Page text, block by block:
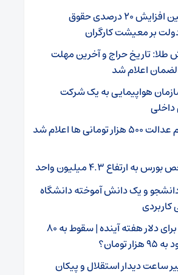
سایه سنگین افزایش ۲۰ درصدی حقوق
بر معیشت کارگران
تاریخ حراج و آخرین مهلت
اعلام شد
هواپیمایی به یک شرکت
داخلی
ارزش سهام عدالت ۵۰۰ هزار تومانی ها اعلام شد
ارتفاع ۴.۳ میلیون واحد
۶ دانشجو و یک دانش آموخته دانشگاه
دو سناریو برای دلار هفته آینده | سقوط به ۸۰
تومان؟
ساعت دیدار استقلال و پیکان